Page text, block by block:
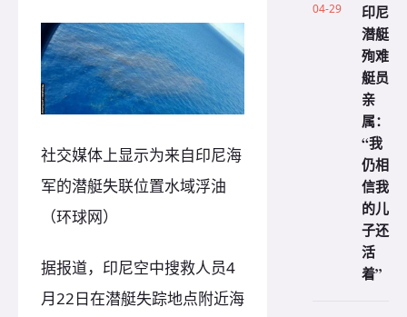
社交媒体上显示为来自印尼海
军的潜艇失联位置水域浮油
（环球网）
据报道，印尼空中搜救人员4
月22日在潜艇失踪地点附近海
04-29
印尼
潜艇
殉难
艇员
亲
属：
“我
仍相
信我
的儿
子还
活
着”